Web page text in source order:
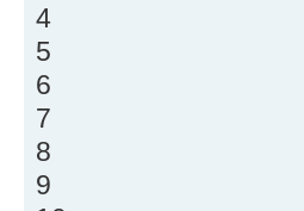
4
5
6
7
8
9